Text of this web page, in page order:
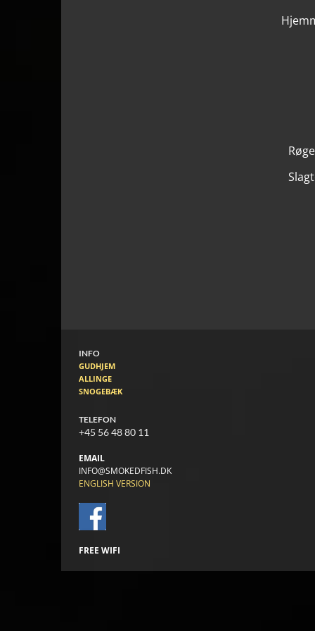
INFO
GUDHJEM
ALLINGE
SNOGEBÆK
TELEFON
+45 56 48 80 11
EMAIL
INFO@SMOKEDFISH.DK
ENGLISH VERSION
FREE WIFI